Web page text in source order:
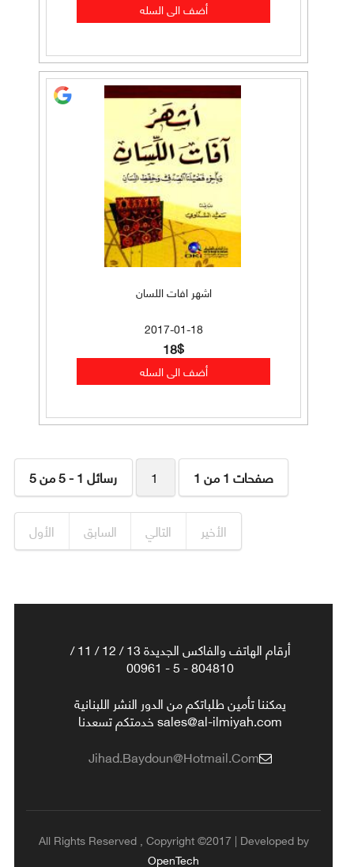
اشهر افات اللسان
2017-01-18
18$
رسائل 1 - 5 من 5 1 صفحات 1 من 1
الأول السابق التالي الأخير
أرقام الهاتف والفاكس الجديدة 13 / 12 / 11 /
804810 - 5 - 00961
يمكننا تأمين طلباتكم من الدور النشر اللبنانية
sales@al-ilmiyah.com خدمتكم تسعدنا
Jihad.baydoun@hotmail.com
All Rights Reserved , Copyright ©2017 | Developed by
OpenTech